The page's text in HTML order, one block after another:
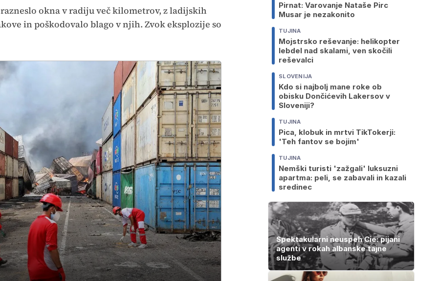
okna v radiju več kilometrov, z ladijskih
in poškodovalo blago v njih. Zvok eksplozije so
Pirnat: Varovanje Nataše Pirc
Musar je nezakonito
TUJINA
Mojstrsko reševanje: helikopter
lebdel nad skalami, ven skočili
reševalci
SLOVENIJA
Kdo si najbolj mane roke ob
obisku Dončićevih Lakersov v
Sloveniji?
TUJINA
Pica, klobuk in mrtvi TikTokerji:
'Teh fantov se bojim'
TUJINA
Nemški turisti 'zažgali' luksuzni
apartma: peli, se zabavali in kazali
sredinec
Spektakularni neuspeh Cie: pijani
agenti v rokah albanske tajne
službe